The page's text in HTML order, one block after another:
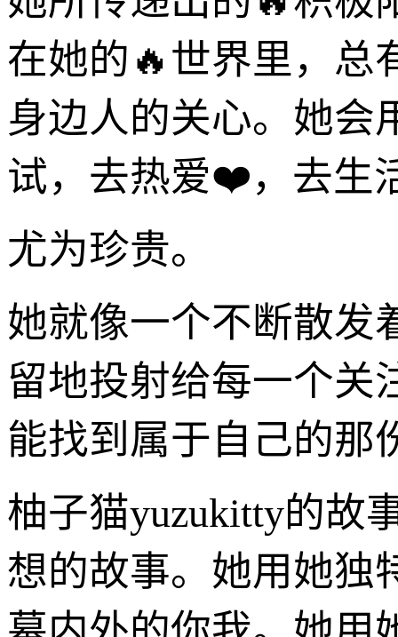
在她的🔥世界里，总
身边人的关心。她会
试，去热爱❤️，去生
尤为珍贵。
她就像一个不断散发
留地投射给每一个关
能找到属于自己的那
柚子猫yuzukitty的故
想的故事。她用她独